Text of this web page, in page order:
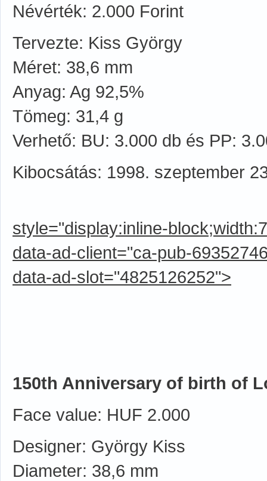
Névérték: 2.000 Forint
Tervezte: Kiss György
Méret: 38,6 mm
Anyag: Ag 92,5%
Tömeg: 31,4 g
Verhető: BU: 3.000 db és PP:
Kibocsátás: 1998. szeptember
style="display:inline-
data-ad-client="ca-pub-
data-ad-slot="4825126252">
150th Anniversary of birth of
Face value: HUF 2.000
Designer: György Kiss
Diameter: 38,6 mm